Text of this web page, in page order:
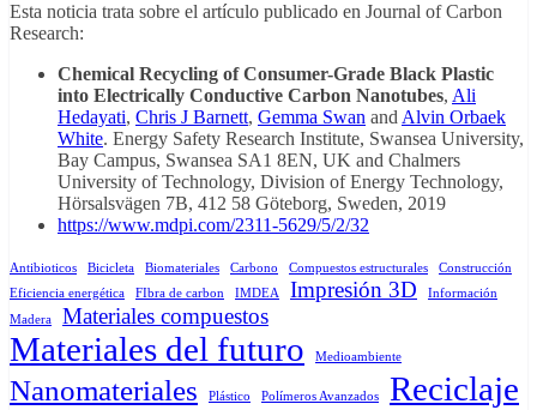
Esta noticia trata sobre el artículo publicado en Journal of Carbon
Research:
Chemical Recycling of Consumer-Grade Black Plastic
into Electrically Conductive Carbon Nanotubes, Ali
Hedayati, Chris J Barnett, Gemma Swan and Alvin Orbaek
White. Energy Safety Research Institute, Swansea University,
Bay Campus, Swansea SA1 8EN, UK and Chalmers
University of Technology, Division of Energy Technology,
Hörsalsvägen 7B, 412 58 Göteborg, Sweden, 2019
https://www.mdpi.com/2311-5629/5/2/32
Antibioticos Bicicleta Biomateriales Carbono Compuestos estructurales
Construcción
Eficiencia energética
FIbra de carbon IMDEA Impresión 3D
Información
Madera
Materiales compuestos
Materiales del futuro Medioambiente
Nanomateriales Plástico Polímeros Avanzados Reciclaje